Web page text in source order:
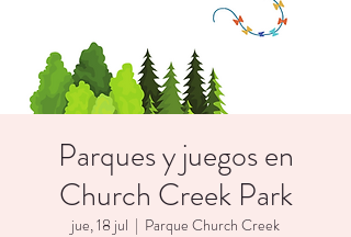
Parques y juegos en
Church Creek Park
jue, 18 jul
  |
Parque Church Creek